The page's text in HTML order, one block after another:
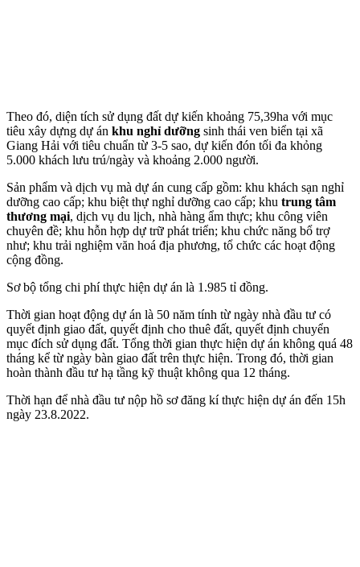
Theo đó, diện tích sử dụng đất dự kiến khoảng 75,39ha với mục
tiêu xây dựng dự án khu nghỉ dưỡng sinh thái ven biển tại xã
Giang Hải với tiêu chuẩn từ 3-5 sao, dự kiến đón tối đa khỏng
5.000 khách lưu trú/ngày và khoảng 2.000 người.
Sản phẩm và dịch vụ mà dự án cung cấp gồm: khu khách sạn nghỉ
dưỡng cao cấp; khu biệt thự nghỉ dưỡng cao cấp; khu trung tâm
thương mại, dịch vụ du lịch, nhà hàng ẩm thực; khu công viên
chuyên đề; khu hỗn hợp dự trữ phát triển; khu chức năng bổ trợ
như; khu trải nghiệm văn hoá địa phương, tổ chức các hoạt động
cộng đồng.
Sơ bộ tổng chi phí thực hiện dự án là 1.985 tỉ đồng.
Thời gian hoạt động dự án là 50 năm tính từ ngày nhà đầu tư có
quyết định giao đất, quyết định cho thuê đất, quyết định chuyển
mục đích sử dụng đất. Tổng thời gian thực hiện dự án không quá 48
tháng kể từ ngày bàn giao đất trên thực hiện. Trong đó, thời gian
hoàn thành đầu tư hạ tầng kỹ thuật không qua 12 tháng.
Thời hạn để nhà đầu tư nộp hồ sơ đăng kí thực hiện dự án đến 15h
ngày 23.8.2022.